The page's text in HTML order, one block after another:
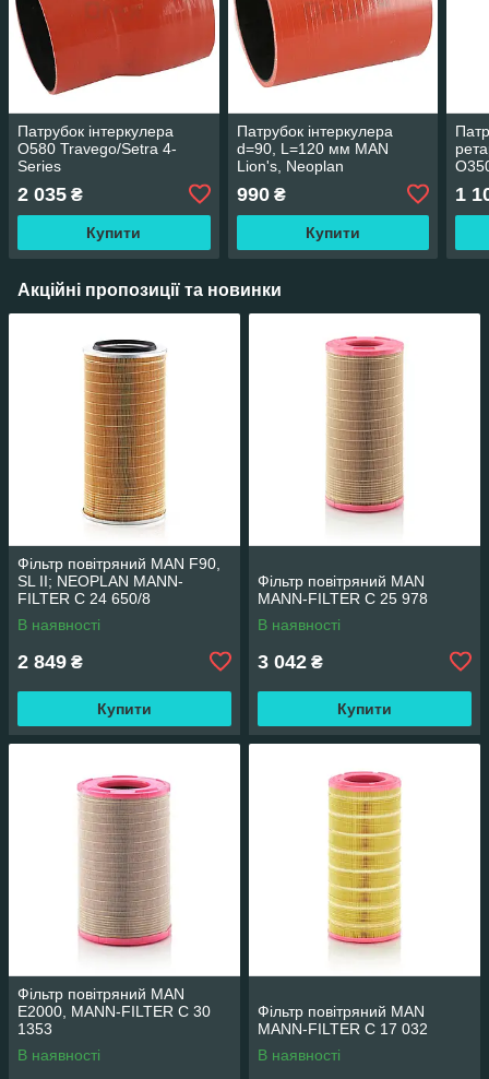
Патрубок інтеркулера
O580 Travego/Setra 4-
Series
2 035 ₴
Купити
Патрубок інтеркулера
d=90, L=120 мм MAN
Lion's, Neoplan
990₴
Купити
1
Акційні пропозиції та новинки
Фільтр повітряний MAN F90,
SL II; NEOPLAN MANN-
FILTER C 24 650/8
В наявності
2 849 ₴
Купити
Фільтр повітряний MAN
MANN-FILTER C 25 978
В наявності
3 042 ₴
Купити
Фільтр повітряний MAN
E2000, MANN-FILTER C 30
1353
В наявності
Фільтр повітряний MAN
MANN-FILTER C 17 032
В наявності